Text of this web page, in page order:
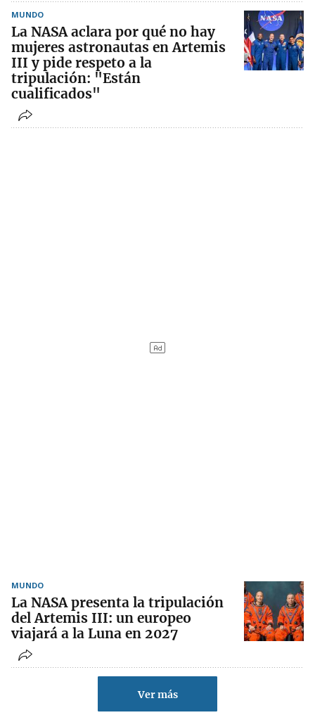
MUNDO
La NASA aclara por qué no hay
mujeres astronautas en Artemis
III y pide respeto a la
tripulación: "Están
cualificados"
MUNDO
La NASA presenta la tripulación
del Artemis III: un europeo
viajará a la Luna en 2027
Ver más